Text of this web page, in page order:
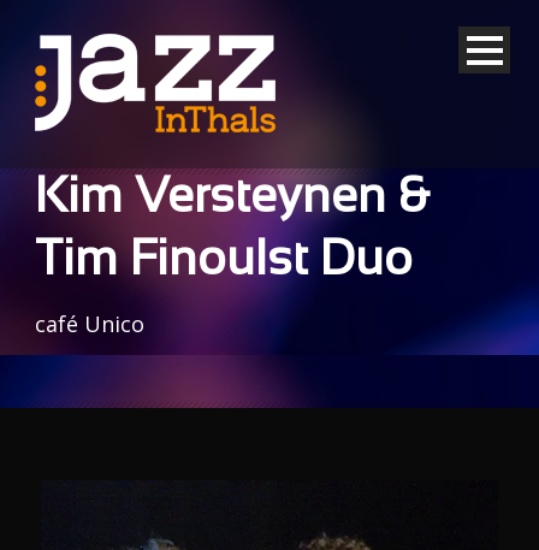
Kim Versteynen &
Tim Finoulst Duo
café Unico